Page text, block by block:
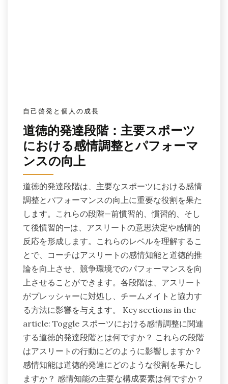
自己啓発と個人の成長
道徳的発達段階：主要スポーツ
における感情調整とパフォーマ
ンスの向上
道徳的発達段階は、主要なスポーツにおける感情
調整とパフォーマンスの向上に重要な役割を果た
します。これらの段階—前慣習的、慣習的、そし
て後慣習的—は、アスリートの意思決定や感情的
反応を形成します。これらのレベルを理解するこ
とで、コーチはアスリートの感情知能と道徳的推
論を向上させ、競争環境でのパフォーマンスを向
上させることができます。各段階は、アスリート
がプレッシャーに対処し、チームメイトと協力す
る方法に影響を与えます。 Key sections in the
article: Toggle スポーツにおける感情調整に関連
する道徳的発達段階とは何ですか？ これらの段階
はアスリートの行動にどのように影響しますか？
感情知能は道徳的発達にどのような役割を果たし
ますか？ 感情知能の主要な構成要素は何ですか？